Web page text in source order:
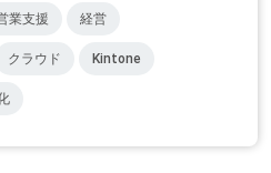
業支援 経営
クラウド Kintone